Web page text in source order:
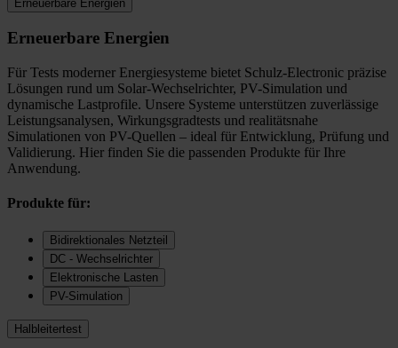
Erneuerbare Energien
Erneuerbare Energien
Für Tests moderner Energiesysteme bietet Schulz-Electronic präzise
Lösungen rund um Solar-Wechselrichter, PV-Simulation und
dynamische Lastprofile. Unsere Systeme unterstützen zuverlässige
Leistungsanalysen, Wirkungsgradtests und realitätsnahe
Simulationen von PV-Quellen – ideal für Entwicklung, Prüfung und
Validierung. Hier finden Sie die passenden Produkte für Ihre
Anwendung.
Produkte für:
Bidirektionales Netzteil
DC - Wechselrichter
Elektronische Lasten
PV-Simulation
Halbleitertest